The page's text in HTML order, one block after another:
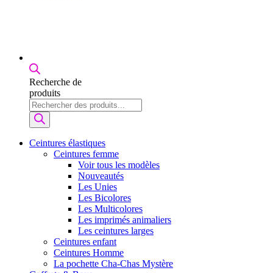
Recherche de
produits
Ceintures élastiques
Ceintures femme
Voir tous les modèles
Nouveautés
Les Unies
Les Bicolores
Les Multicolores
Les imprimés animaliers
Les ceintures larges
Ceintures enfant
Ceintures Homme
La pochette Cha-Chas Mystère